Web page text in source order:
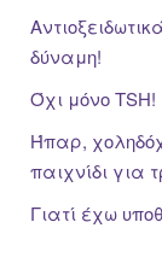
δύναμη!
Όχι μόνο TSH!
Ήπαρ,
παιχνίδι για
Γιατί έχω